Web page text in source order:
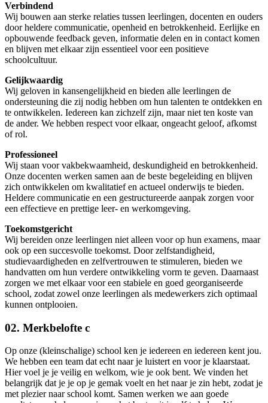
Verbindend
Wij bouwen aan sterke relaties tussen leerlingen, docenten en ouders
door heldere communicatie, openheid en betrokkenheid. Eerlijke en
opbouwende feedback geven, informatie delen en in contact komen
en blijven met elkaar zijn essentieel voor een positieve
schoolcultuur.
Gelijkwaardig
Wij geloven in kansengelijkheid en bieden alle leerlingen de
ondersteuning die zij nodig hebben om hun talenten te ontdekken en
te ontwikkelen. Iedereen kan zichzelf zijn, maar niet ten koste van
de ander. We hebben respect voor elkaar, ongeacht geloof, afkomst
of rol.
Professioneel
Wij staan voor vakbekwaamheid, deskundigheid en betrokkenheid.
Onze docenten werken samen aan de beste begeleiding en blijven
zich ontwikkelen om kwalitatief en actueel onderwijs te bieden.
Heldere communicatie en een gestructureerde aanpak zorgen voor
een effectieve en prettige leer- en werkomgeving.
Toekomstgericht
Wij bereiden onze leerlingen niet alleen voor op hun examens, maar
ook op een succesvolle toekomst. Door zelfstandigheid,
studievaardigheden en zelfvertrouwen te stimuleren, bieden we
handvatten om hun verdere ontwikkeling vorm te geven. Daarnaast
zorgen we met elkaar voor een stabiele en goed georganiseerde
school, zodat zowel onze leerlingen als medewerkers zich optimaal
kunnen ontplooien.
02. Merkbelofte c
Op onze (kleinschalige) school ken je iedereen en iedereen kent jou.
We hebben een team dat echt naar je luistert en voor je klaarstaat.
Hier voel je je veilig en welkom, wie je ook bent. We vinden het
belangrijk dat je je op je gemak voelt en het naar je zin hebt, zodat je
met plezier naar school komt. Samen werken we aan goede